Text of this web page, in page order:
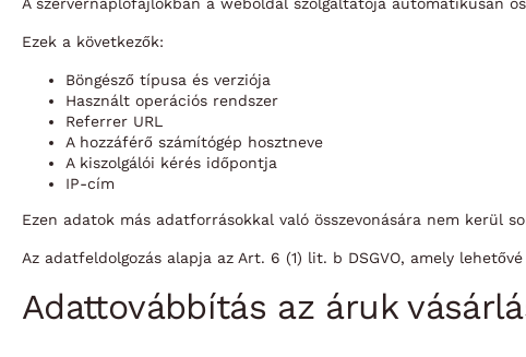
Ezek a következők:
Böngésző típusa és verziója
Használt operációs rendszer
Referrer URL
A hozzáférő számítógép hosztneve
A kiszolgálói kérés időpontja
IP-cím
Ezen adatok más adatforrásokkal való összevonására nem kerül
Az adatfeldolgozás alapja az Art. 6 (1) lit. b DSGVO, amely
Adattovábbítás az áruk